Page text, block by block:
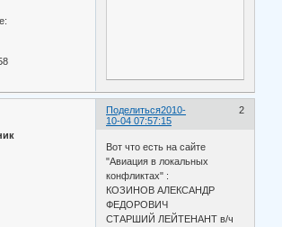
Поделиться 2
2010-
10-04 07:57:15
Вот что есть на сайте
"Авиация в локальных
конфликтах" :
КОЗИНОВ АЛЕКСАНДР
ФЕДОРОВИЧ
СТАРШИЙ ЛЕЙТЕНАНТ в/ч